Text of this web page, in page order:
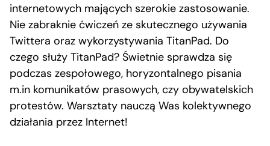
internetowych mających szerokie zastosowanie.
Nie zabraknie ćwiczeń ze skutecznego używania
Twittera oraz wykorzystywania TitanPad. Do
czego służy TitanPad? Świetnie sprawdza się
podczas zespołowego, horyzontalnego pisania
m.in komunikatów prasowych, czy obywatelskich
protestów. Warsztaty nauczą Was kolektywnego
działania przez Internet!